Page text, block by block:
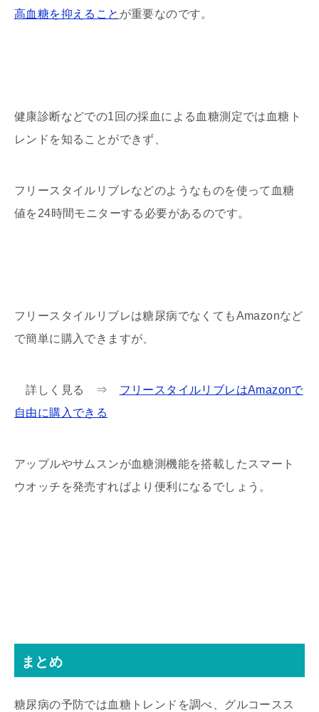
高血糖を抑えること が重要なのです。
健康診断などでの1回の採血による血糖測定では血糖ト
レンドを知ることができず、
フリースタイルリブレなどのようなものを使って血糖
値を24時間モニターする必要があるのです。
フリースタイルリブレは糖尿病でなくてもAmazonなど
で簡単に購入できますが、
詳しく見る ⇒ フリースタイルリブレはAmazonで
自由に購入できる
アップルやサムスンが血糖測機能を搭載したスマート
ウオッチを発売すればより便利になるでしょう。
まとめ
糖尿病の予防では血糖トレンドを調べ、グルコースス